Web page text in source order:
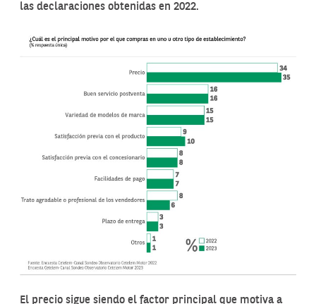
las declaraciones obtenidas en 2022.
El precio sigue siendo el factor principal que motiva a